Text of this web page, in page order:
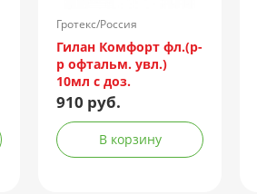
Гротекс/Россия
Гилан Комфорт фл.(р-
р офтальм. увл.)
10мл с доз.
910 руб.
В корзину